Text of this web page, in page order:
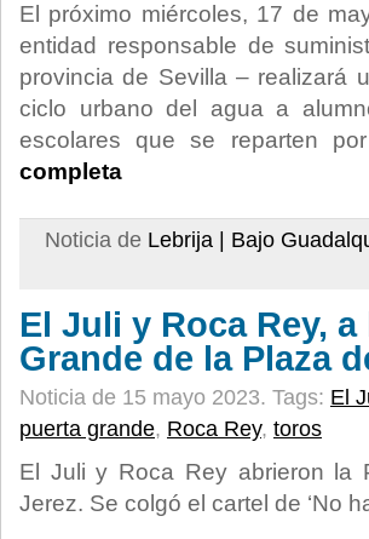
El próximo miércoles, 17 de
entidad responsable de
provincia de Sevilla – realizará
ciclo urbano del agua a
escolares que se reparten
completa
Noticia de Lebrija | Bajo
El Juli y Roca Rey,
Grande de la Plaza
Noticia de 15 mayo 2023. Tags: El
puerta grande, Roca Rey, toros
El Juli y Roca Rey abrieron la
Jerez. Se colgó el cartel de ‘No